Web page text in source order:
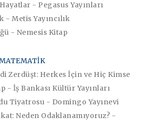
- Pegasus Yayınları
- Metis Yayıncılık
- Nemesis Kitap
Zerdüşt: Herkes İçin ve Hiç Kimse
- İş Bankası Kültür Yayınları
Tiyatrosu - Domingo Yayınevi
Neden Odaklanamıyoruz? -